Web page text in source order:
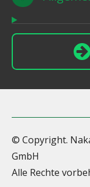
© Copyright.
GmbH
Alle Rechte